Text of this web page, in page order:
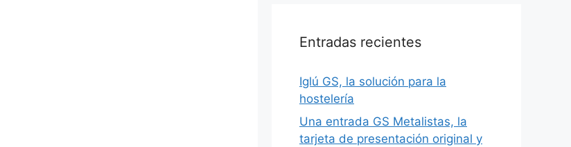
Entradas recientes
Iglú GS, la solución para la
hostelería
Una entrada GS Metalistas, la
tarjeta de presentación original y